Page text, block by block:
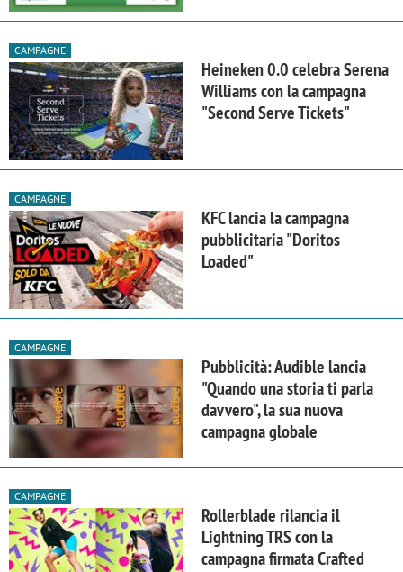
CAMPAGNE
Heineken 0.0 celebra Serena
Williams con la campagna
"Second Serve Tickets"
CAMPAGNE
KFC lancia la campagna
pubblicitaria "Doritos
Loaded"
CAMPAGNE
Pubblicità: Audible lancia
"Quando una storia ti parla
davvero", la sua nuova
campagna globale
CAMPAGNE
Rollerblade rilancia il
Lightning TRS con la
campagna firmata Crafted